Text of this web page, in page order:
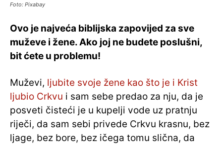
Foto: Pixabay
Ovo je najveća biblijska zapovijed za sve
muževe i žene. Ako joj ne budete poslušni,
bit ćete u problemu!
Muževi, ljubite svoje žene kao što je i Krist
ljubio Crkvu i sam sebe predao za nju, da je
posveti čisteći je u kupelji vode uz pratnju
riječi, da sam sebi privede Crkvu krasnu, bez
ljage, bez bore, bez ičega tomu slična, da